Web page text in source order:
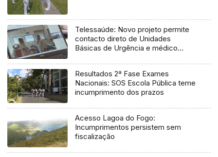
Telessaúde: Novo projeto permite
contacto direto de Unidades
Básicas de Urgência e médico
Resultados 2ª Fase Exames
Nacionais: SOS Escola Pública teme
incumprimento dos prazos
Acesso Lagoa do Fogo:
Incumprimentos persistem sem
fiscalização